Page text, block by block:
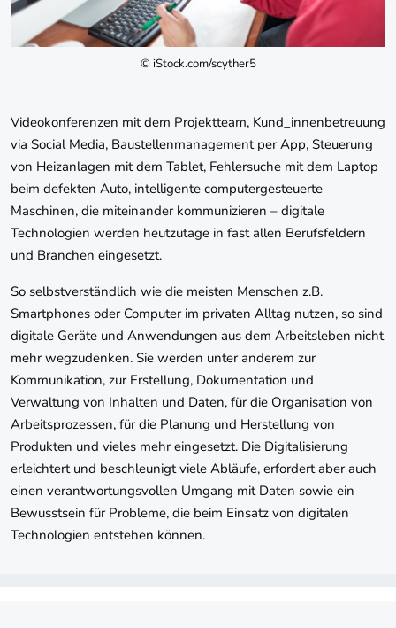
© iStock.com/scyther5
Videokonferenzen mit dem Projektteam, Kund_innenbetreuung
via Social Media, Baustellenmanagement per App, Steuerung
von Heizanlagen mit dem Tablet, Fehlersuche mit dem Laptop
beim defekten Auto, intelligente computergesteuerte
Maschinen, die miteinander kommunizieren – digitale
Technologien werden heutzutage in fast allen Berufsfeldern
und Branchen eingesetzt.
So selbstverständlich wie die meisten Menschen z.B.
Smartphones oder Computer im privaten Alltag nutzen, so sind
digitale Geräte und Anwendungen aus dem Arbeitsleben nicht
mehr wegzudenken. Sie werden unter anderem zur
Kommunikation, zur Erstellung, Dokumentation und
Verwaltung von Inhalten und Daten, für die Organisation von
Arbeitsprozessen, für die Planung und Herstellung von
Produkten und vieles mehr eingesetzt. Die Digitalisierung
erleichtert und beschleunigt viele Abläufe, erfordert aber auch
einen verantwortungsvollen Umgang mit Daten sowie ein
Bewusstsein für Probleme, die beim Einsatz von digitalen
Technologien entstehen können.